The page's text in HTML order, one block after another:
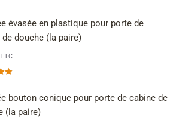
évasée en plastique pour porte de
de douche (la paire)
TTC
bouton conique pour porte de cabine de
(la paire)